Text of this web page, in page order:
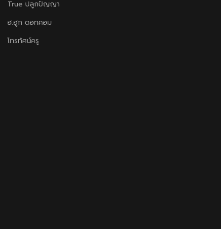
True ปลูกปัญญา
ฮ.ฮูก ดอทคอม
โทรทัศน์ครู